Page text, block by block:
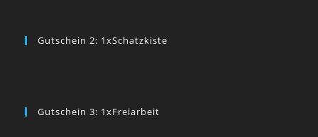
Gutschein 2: 1xSchatzkiste
Gutschein 3: 1xFreiarbeit